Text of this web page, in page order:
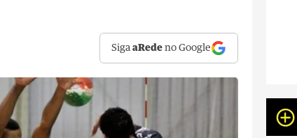
SigaaRede no Google